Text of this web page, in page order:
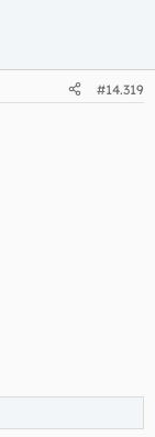
#14.319